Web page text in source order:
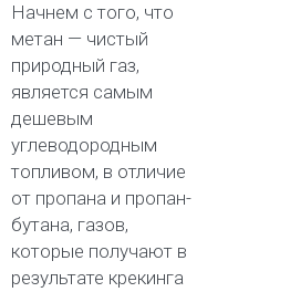
Начнем с того, что
метан — чистый
природный газ,
является самым
дешевым
углеводородным
топливом, в отличие
от пропана и пропан-
бутана, газов,
которые получают в
результате крекинга